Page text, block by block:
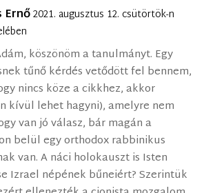
Ernő2021. augusztus 12. csütörtök-n
köszönöm a tanulmányt. Egy
tűnő kérdés vetődött fel bennem,
nincs köze a cikkhez, akkor
kívül lehet hagyni), amelyre nem
van jó válasz, bár magán a
belül egy orthodox rabbinikus
van. A náci holokauszt is Isten
Izrael népének bűneiért? Szerintük